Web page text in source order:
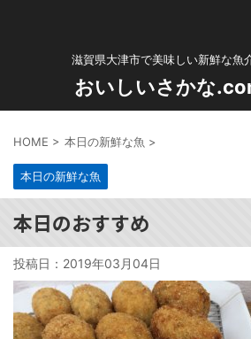
滋賀県大津市で美味しい新鮮な魚
おいしいさかな
HOME > 本日の新鮮な魚 >
本日の新鮮な魚
本日のおすすめ
投稿日： 2019年03月04日